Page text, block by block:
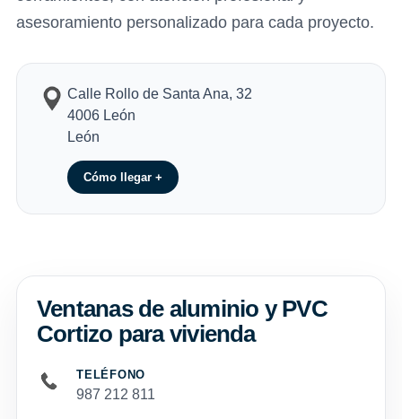
asesoramiento personalizado para cada proyecto.
Calle Rollo de Santa Ana, 32
4006 León
León
Cómo llegar +
Ventanas de aluminio y PVC
Cortizo para vivienda
TELÉFONO
987 212 811